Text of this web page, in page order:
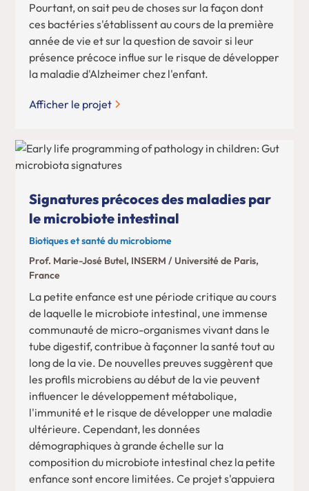
Pourtant, on sait peu de choses sur la façon dont
ces bactéries s'établissent au cours de la première
année de vie et sur la question de savoir si leur
présence précoce influe sur le risque de développer
la maladie d'Alzheimer chez l'enfant.
Afficher le projet
Signatures précoces des maladies par
le microbiote intestinal
Biotiques et santé du microbiome
Prof. Marie-José Butel, INSERM / Université de Paris,
France
La petite enfance est une période critique au cours
de laquelle le microbiote intestinal, une immense
communauté de micro-organismes vivant dans le
tube digestif, contribue à façonner la santé tout au
long de la vie. De nouvelles preuves suggèrent que
les profils microbiens au début de la vie peuvent
influencer le développement métabolique,
l'immunité et le risque de développer une maladie
ultérieure. Cependant, les données
démographiques à grande échelle sur la
composition du microbiote intestinal chez la petite
enfance sont encore limitées. Ce projet s'appuiera